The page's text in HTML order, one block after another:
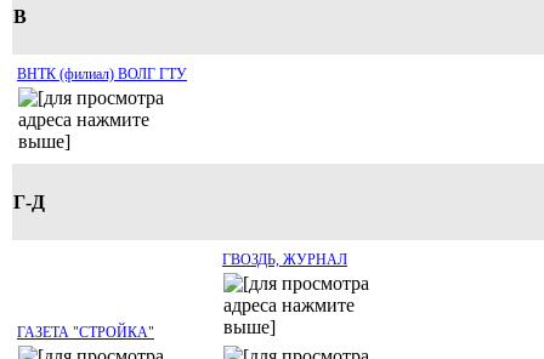
В
ВНТК (филиал) ВОЛГ ГТУ
Г-Д
ГАЗЕТА "СТРОЙКА"
ГВОЗДЬ, ЖУРНАЛ